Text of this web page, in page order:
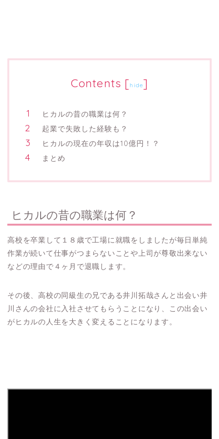
Contents [hide]
ヒカルの昔の職業は何？
起業で失敗した経験も？
ヒカルの現在の年収は10億円！？
まとめ
ヒカルの昔の職業は何？
高校を卒業して１８歳で工場に就職をしましたが毎日単純
作業が続いて仕事がつまらないことや上司が尊敬出来ない
などの理由で４ヶ月で退職します。
その後、高校の同級生の兄である井川拓哉さんと出会い井
川さんの会社に入社させてもらうことになり、この出会い
がヒカルの人生を大きく変えることになります。